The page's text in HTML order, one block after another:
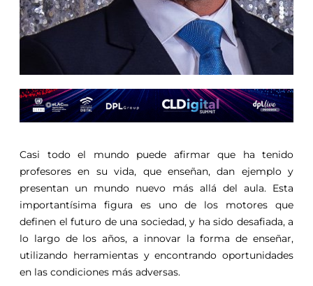
Casi todo el mundo puede afirmar que ha tenido
profesores en su vida, que enseñan, dan ejemplo y
presentan un mundo nuevo más allá del aula. Esta
importantísima figura es uno de los motores que
definen el futuro de una sociedad, y ha sido desafiada, a
lo largo de los años, a innovar la forma de enseñar,
utilizando herramientas y encontrando oportunidades
en las condiciones más adversas.